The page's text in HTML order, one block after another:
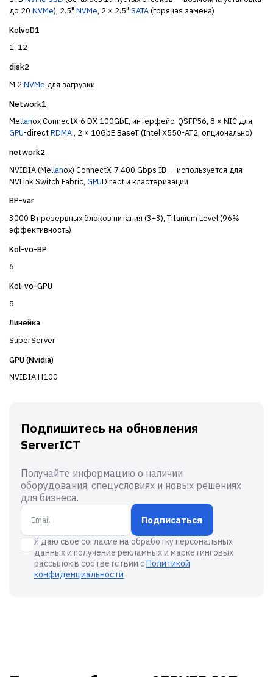
до 20 NVMe), 2.5" NVMe, 2 × 2.5" SATA(горячая замена)
KolvoD1
1, 12
disk2
M.2NVMe для загрузки
Network1
Mellanox ConnectX-6 DX 100GbE, интерфейс: QSFP56, 8 × NIC для
GPU-directRDMA, 2 × 10GbE BaseT (Intel X550-AT2, опционально)
network2
NVIDIA (Mellanox) ConnectX-7 400 Gbps IB — используется для
NVLink Switch Fabric, GPUDirect и кластеризации
BP-var
3000 Вт резервных блоков питания (3+3), Titanium Level (96%
эффективность)
Kol-vo-BP
6
Kol-vo-GPU
8
Линейка
SuperServer
GPU (Nvidia)
NVIDIA H100
Подпишитесь на обновления
ServerICT
Получайте информацию о наличии
оборудования, спецусловиях и новых решениях
для бизнеса.
Подписаться
Я даю свое согласие на обработку персональных
данных и получение рекламных и маркетинговых
рассылок в соответствии с Политикой
конфиденциальности